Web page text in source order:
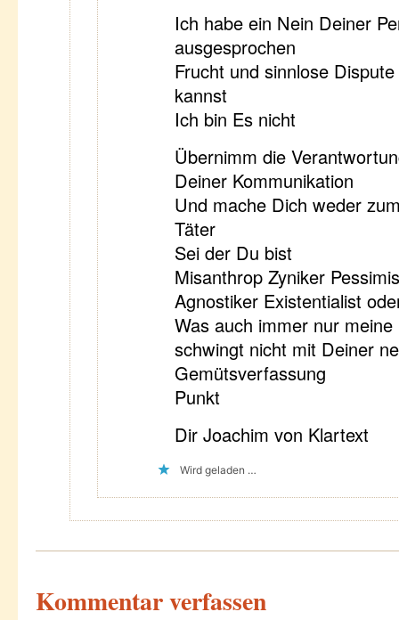
Ich habe ein Nein Deiner
ausgesprochen
Frucht und sinnlose
kannst
Ich bin Es nicht
Übernimm die
Deiner Kommunikation
Und mache Dich weder
Täter
Sei der Du bist
Misanthrop Zyniker
Agnostiker Existentialist
Was auch immer nur
schwingt nicht mit Deiner
Gemütsverfassung
Punkt
Dir Joachim von Klartext
Wird geladen …
Kommentar verfassen